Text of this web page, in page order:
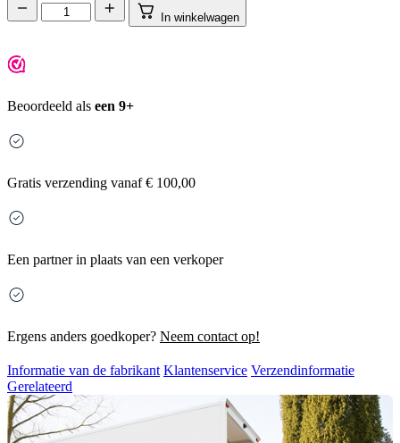
In winkelwagen
Beoordeeld als een 9+
Gratis verzending vanaf € 100,00
Een partner in plaats van een verkoper
Ergens anders goedkoper? Neem contact op!
Informatie van de fabrikant Klantenservice Verzendinformatie
Gerelateerd